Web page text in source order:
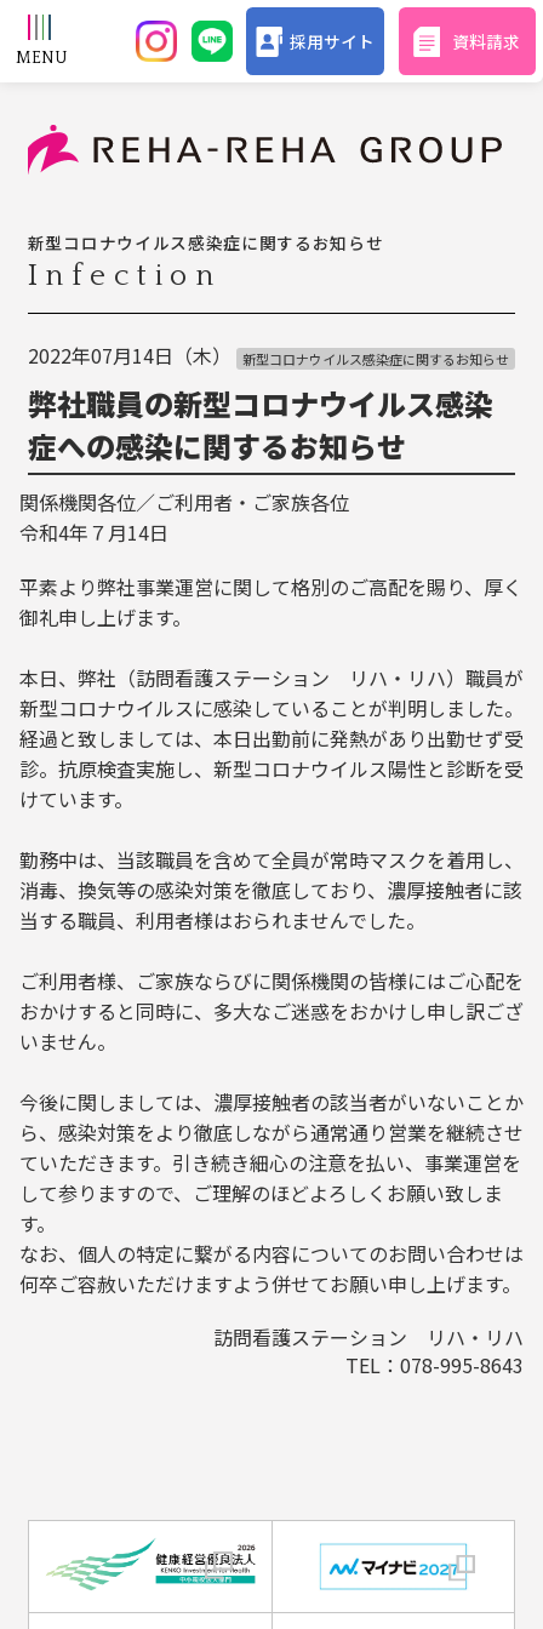
採用サイト 資料請求
新型コロナウイルス感染症に関するお知らせ
Infection
2022年07月14日（木） 新型コロナウイルス感染症に関するお知らせ
弊社職員の新型コロナウイルス感染
症への感染に関するお知らせ
関係機関各位／ご利用者・ご家族各位
令和4年７月14日
平素より弊社事業運営に関して格別のご高配を賜り、厚く
御礼申し上げます。
本日、弊社（訪問看護ステーション リハ・リハ）職員が
新型コロナウイルスに感染していることが判明しました。
経過と致しましては、本日出勤前に発熱があり出勤せず受
診。抗原検査実施し、新型コロナウイルス陽性と診断を受
けています。
勤務中は、当該職員を含めて全員が常時マスクを着用し、
消毒、換気等の感染対策を徹底しており、濃厚接触者に該
当する職員、利用者様はおられませんでした。
ご利用者様、ご家族ならびに関係機関の皆様にはご心配を
おかけすると同時に、多大なご迷惑をおかけし申し訳ござ
いません。
今後に関しましては、濃厚接触者の該当者がいないことか
ら、感染対策をより徹底しながら通常通り営業を継続させ
ていただきます。引き続き細心の注意を払い、事業運営を
して参りますので、ご理解のほどよろしくお願い致しま
す。
なお、個人の特定に繋がる内容についてのお問い合わせは
何卒ご容赦いただけますよう併せてお願い申し上げます。
訪問看護ステーション リハ・リハ
TEL：078-995-8643